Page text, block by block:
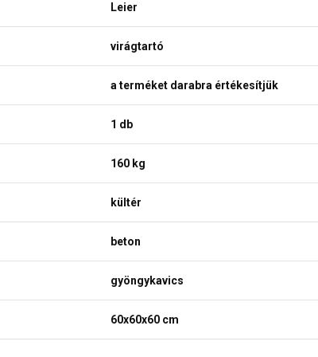
Leier
virágtartó
a terméket darabra értékesítjük
1 db
160 kg
kültér
beton
gyöngykavics
60x60x60 cm